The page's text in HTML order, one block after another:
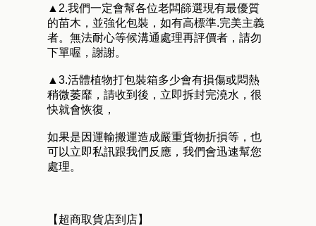
▲2.我們一定會幫各位老闆篩選現有最優質
的苗木，並強化包裝，如有高標準.完美主義
者。無法耐心等候溝通處理再評價者，請勿
下單喔，謝謝。
▲3.活體植物打包裝箱多少會有損傷或悶熱
稍微萎靡，請收到後，立即拆封完澆水，很
快就會恢復，
如果是因運輸搬運造成嚴重貨物折損等，也
可以立即私訊跟我們反應，我們會迅速幫您
處理。
【超商取貨店到店】